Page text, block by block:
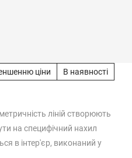
ціни В наявності
ліній створюють
на специфічний нахил
в інтер'єр, виконаний у